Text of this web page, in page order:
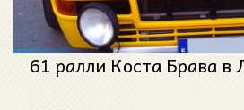
61 ралли Коста Брава